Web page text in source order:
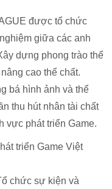
được tổ chức
giữa các anh
dựng phong trào thể
cao thể chất.
bá hình ảnh và thể
thu hút nhân tài chất
vực phát triển Game.
triển Game Việt
chức sự kiện và